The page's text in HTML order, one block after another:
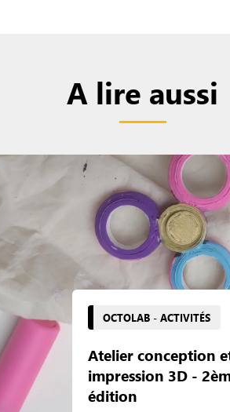
A lire aussi
OCTOLAB - ACTIVITÉS
Atelier conception
impression 3D -
édition